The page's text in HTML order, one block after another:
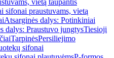
vietą taupantis
sifonai praustuvams, vietą
Atsarginės dalys: Potinkiniai
dalys: Praustuvo jungtysTiesioji
TarpinėsPersiliejimo
sifonai